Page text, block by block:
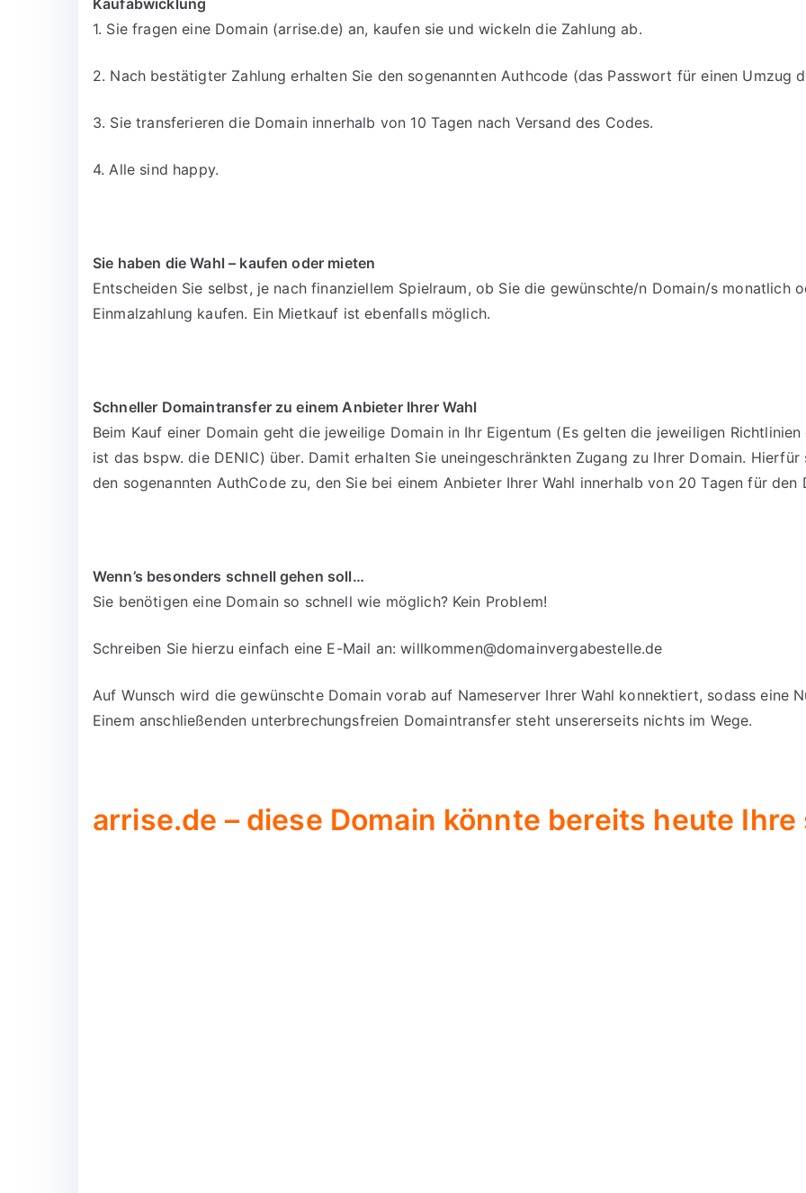
Kaufabwicklung
1. Sie fragen eine Domain (arrise.de) an, kaufen sie und wickeln die Zahlung ab.
2. Nach bestätigter Zahlung erhalten Sie den sogenannten Authcode (das Passwort für einen Umzug
3. Sie transferieren die Domain innerhalb von 10 Tagen nach Versand des Codes.
4. Alle sind happy.
Sie haben die Wahl – kaufen oder mieten
Entscheiden Sie selbst, je nach finanziellem Spielraum, ob Sie die gewünschte/n Domain/s monatlich
Einmalzahlung kaufen. Ein Mietkauf ist ebenfalls möglich.
Schneller Domaintransfer zu einem Anbieter Ihrer Wahl
Beim Kauf einer Domain geht die jeweilige Domain in Ihr Eigentum (Es gelten die jeweiligen
ist das bspw. die DENIC) über. Damit erhalten Sie uneingeschränkten Zugang zu Ihrer Domain.
den sogenannten AuthCode zu, den Sie bei einem Anbieter Ihrer Wahl innerhalb von 20 Tagen für den
Wenn’s besonders schnell gehen soll…
Sie benötigen eine Domain so schnell wie möglich? Kein Problem!
Schreiben Sie hierzu einfach eine E-Mail an:willkommen@domainvergabestelle.de
Auf Wunsch wird die gewünschte Domain vorab auf Nameserver Ihrer Wahl konnektiert, sodass eine
Einem anschließenden unterbrechungsfreien Domaintransfer steht unsererseits nichts im Wege.
arrise.de – diese Domain könnte bereits heute Ihre